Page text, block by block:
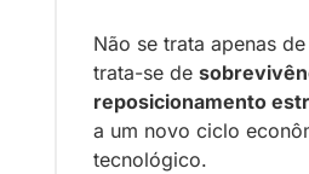
Não se trata apenas
trata-se de
reposicionamento
a um novo ciclo
tecnológico.